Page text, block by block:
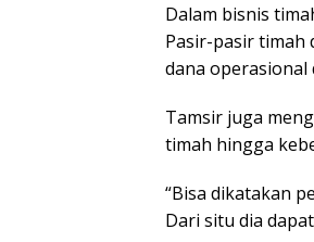
Dalam bisnis
Pasir-pasir timah
dana
Tamsir juga
timah hingga
“Bisa dikatakan
Dari situ dia